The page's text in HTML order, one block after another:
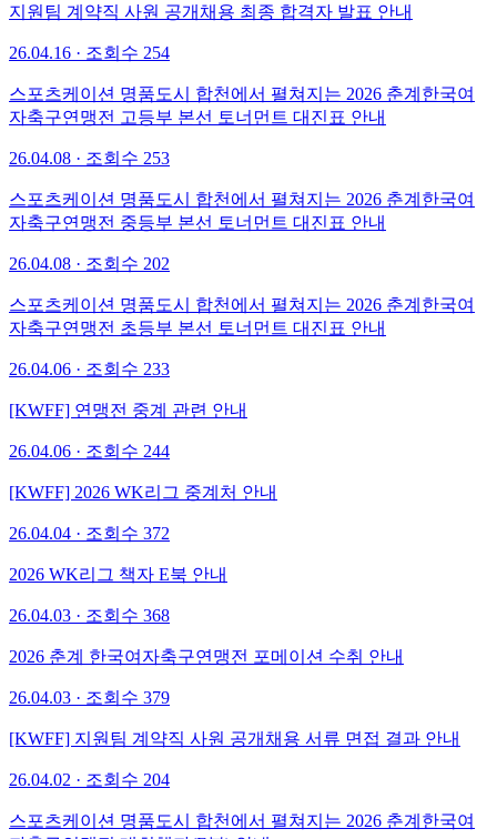
지원팀 계약직 사원 공개채용 최종 합격자 발표 안내
26.04.16 · 조회수 254
스포츠케이션 명품도시 합천에서 펼쳐지는 2026 춘계한국여
자축구연맹전 고등부 본선 토너먼트 대진표 안내
26.04.08 · 조회수 253
스포츠케이션 명품도시 합천에서 펼쳐지는 2026 춘계한국여
자축구연맹전 중등부 본선 토너먼트 대진표 안내
26.04.08 · 조회수 202
스포츠케이션 명품도시 합천에서 펼쳐지는 2026 춘계한국여
자축구연맹전 초등부 본선 토너먼트 대진표 안내
26.04.06 · 조회수 233
[KWFF] 연맹전 중계 관련 안내
26.04.06 · 조회수 244
[KWFF] 2026 WK리그 중계처 안내
26.04.04 · 조회수 372
2026 WK리그 책자 E북 안내
26.04.03 · 조회수 368
2026 춘계 한국여자축구연맹전 포메이션 수취 안내
26.04.03 · 조회수 379
[KWFF] 지원팀 계약직 사원 공개채용 서류 면접 결과 안내
26.04.02 · 조회수 204
스포츠케이션 명품도시 합천에서 펼쳐지는 2026 춘계한국여